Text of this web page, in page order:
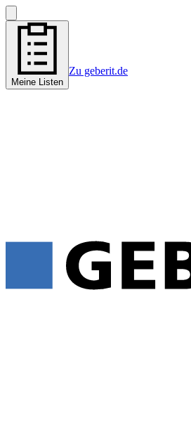
Meine Listen
Zu geberit.de